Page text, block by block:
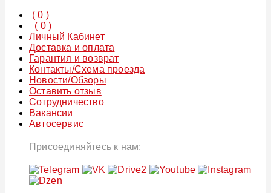
(0 )
( 0)
Личный Кабинет
Доставка и оплата
Гарантия и возврат
Контакты/Схема проезда
Новости/Обзоры
Оставить отзыв
Сотрудничество
Вакансии
Автосервис
Присоединяйтесь к нам: